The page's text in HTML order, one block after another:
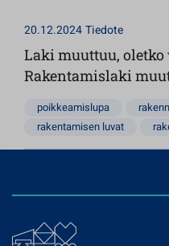
20.12.2024Tiedote
Laki muuttuu, oletko
Rakentamislaki
poikkeamislupa
rakentamisen luvat